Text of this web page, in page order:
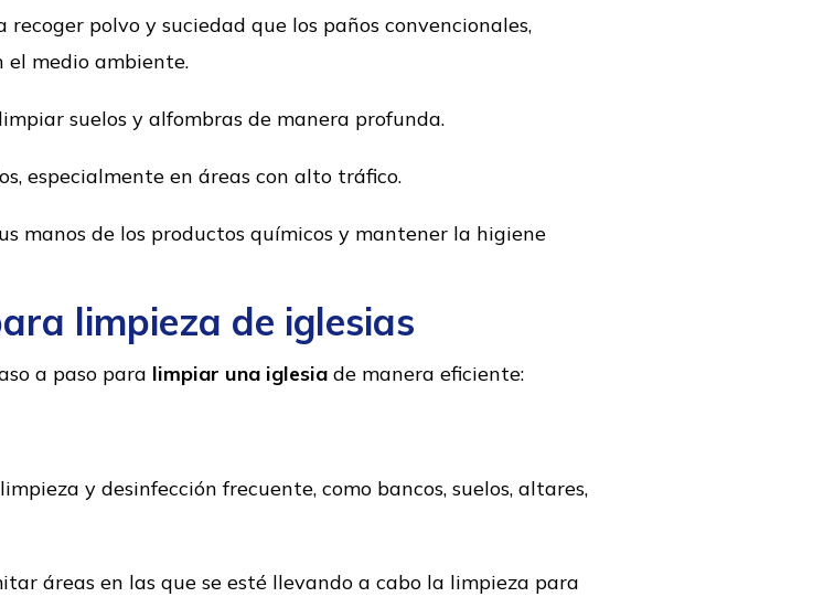
recoger polvo y suciedad que los paños convencionales,
el medio ambiente.
suelos y alfombras de manera profunda.
especialmente en áreas con alto tráfico.
manos de los productos químicos y mantener la higiene
limpieza de iglesias
a paso para limpiar una iglesia de manera eficiente:
y desinfección frecuente, como bancos, suelos, altares,
áreas en las que se esté llevando a cabo la limpieza para